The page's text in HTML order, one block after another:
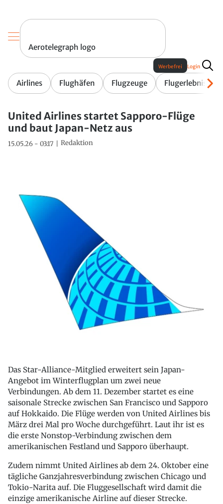
Aerotelegraph logo
Airlines Flughäfen Flugzeuge Flugerlebnis
Werbefrei Login
United Airlines startet Sapporo-Flüge
und baut Japan-Netz aus
15.05.26 - 03:17 Redaktion
Das Star-Alliance-Mitglied erweitert sein Japan-
Angebot im Winterflugplan um zwei neue
Verbindungen. Ab dem 11. Dezember startet es eine
saisonale Strecke zwischen San Francisco und Sapporo
auf Hokkaido. Die Flüge werden von United Airlines bis
März drei Mal pro Woche durchgeführt. Laut ihr ist es
die erste Nonstop-Verbindung zwischen dem
amerikanischen Festland und Sapporo überhaupt.
Zudem nimmt United Airlines ab dem 24. Oktober eine
tägliche Ganzjahresverbindung zwischen Chicago und
Tokio-Narita auf. Die Fluggesellschaft wird damit die
einzige amerikanische Airline auf dieser Strecke.